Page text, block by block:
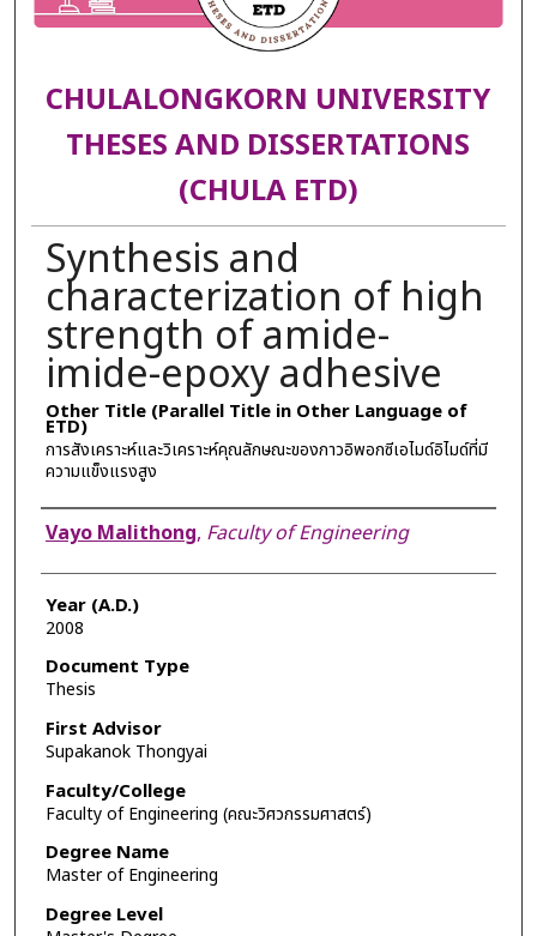
CHULALONGKORN UNIVERSITY
THESES AND DISSERTATIONS
(CHULA ETD)
Synthesis and
characterization of high
strength of amide-
imide-epoxy adhesive
Other Title (Parallel Title in Other Language of
ETD)
การสังเคราะห์และวิเคราะห์คุณลักษณะของกาวอิพอกซีเอไมด์อิไมด์ที่มี
ความแข็งแรงสูง
Author
Vayo Malithong, Faculty of Engineering
Year (A.D.)
2008
Document Type
Thesis
First Advisor
Supakanok Thongyai
Faculty/College
Faculty of Engineering (คณะวิศวกรรมศาสตร์)
Degree Name
Master of Engineering
Degree Level